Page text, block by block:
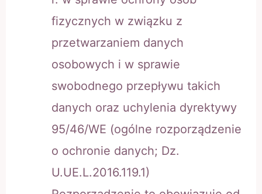
fizycznych w związku z
przetwarzaniem danych
osobowych i w sprawie
swobodnego przepływu takich
danych oraz uchylenia dyrektywy
95/46/WE (ogólne rozporządzenie
o ochronie danych; Dz.
U.UE.L.2016.119.1)